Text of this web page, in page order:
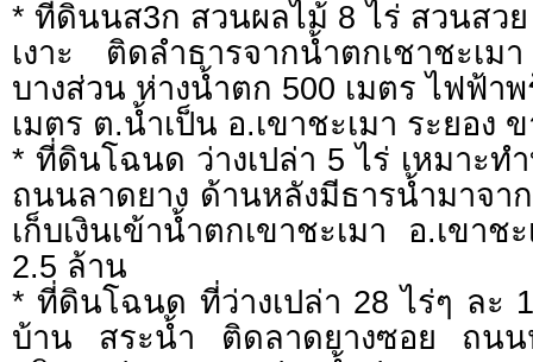
* ที่ดินนส3ก สวนผลไม้ 8 ไร่ สวนสว
เงาะ ติดลำธารจากน้ำตกเชาชะเ
บางส่วน ห่างน้ำตก 500 เมตร ไฟฟ้า
เมตร ต.น้ำเป็น อ.เขาชะเมา ระยอง
* ที่ดินโฉนด ว่างเปล่า 5 ไร่ เหมาะท
ถนนลาดยาง ด้านหลังมีธารน้ำมาจ
เก็บเงินเข้าน้ำตกเขาชะเมา อ.เขา
2.5 ล้าน
* ที่ดินโฉนด ที่ว่างเปล่า 28 ไร่ๆ ละ
บ้าน สระน้ำ ติดลาดยางซอย ถน